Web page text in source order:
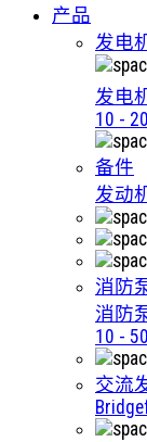
产品
发电
发电
10 -
备件
发动
消防
消防
10 -
交流